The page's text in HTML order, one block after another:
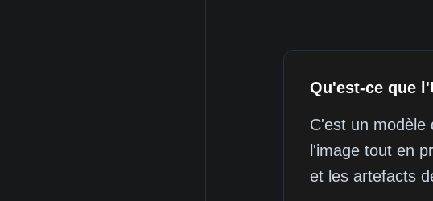
Qu'est-ce que
C'est un modèle
l'image tout en
et les artefacts